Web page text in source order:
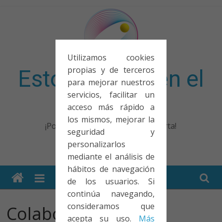
Utilizamos cookies
propias y de terceros
para mejorar nuestros
servicios, facilitar un
acceso más rápido a
los mismos, mejorar la
seguridad y
personalizarlos
mediante el análisis de
hábitos de navegación
de los usuarios. Si
continúa navegando,
consideramos que
acepta su uso. Más
Esto no entra en el
examen
¡Porque no solo el examen importa!
Colaboraciones,